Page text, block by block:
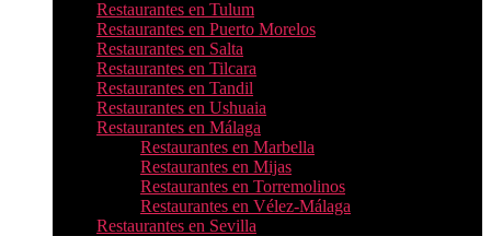
Restaurantes en Tulum
Restaurantes en Puerto Morelos
Restaurantes en Salta
Restaurantes en Tilcara
Restaurantes en Tandil
Restaurantes en Ushuaia
Restaurantes en Málaga
Restaurantes en Marbella
Restaurantes en Mijas
Restaurantes en Torremolinos
Restaurantes en Vélez-Málaga
Restaurantes en Sevilla